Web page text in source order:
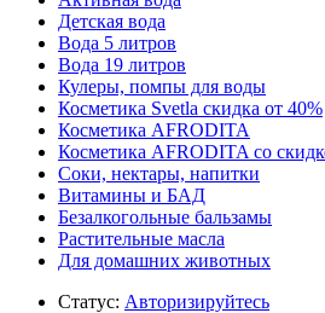
Детская вода
Вода 5 литров
Вода 19 литров
Кулеры, помпы для воды
Косметика Svetla скидка от 40%
Косметика AFRODITA
Косметика AFRODITA со
Соки, нектары, напитки
Витамины и БАД
Безалкогольные бальзамы
Растительные масла
Для домашних животных
Статус: Авторизируйтесь